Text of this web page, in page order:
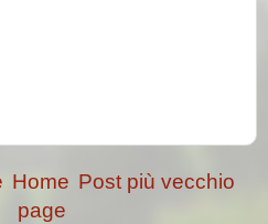
Post più vecchio
Home
page